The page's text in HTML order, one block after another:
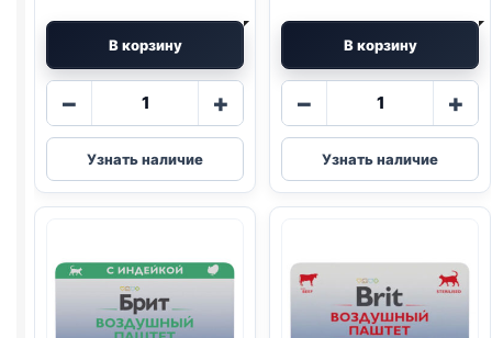
В корзину
−
Количество
Brit
(СТЕРИЛ.,
КРОЛИК)
+
Узнать наличие
В корзину
−
Количество
Brit
(ЧУВСТВ
ПИЩ.,
+
Узнать наличие